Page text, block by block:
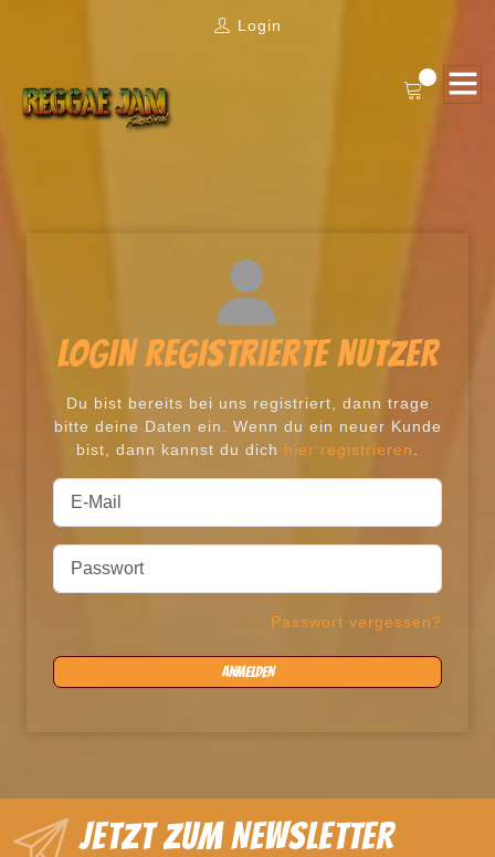
Login
LOGIN REGISTRIERTE NUTZER
Du bist bereits bei uns registriert, dann trage
bitte deine Daten ein. Wenn du ein neuer Kunde
bist, dann kannst du dich hier registrieren
Passwort vergessen?
ANMELDEN
Jetzt zum Newsletter